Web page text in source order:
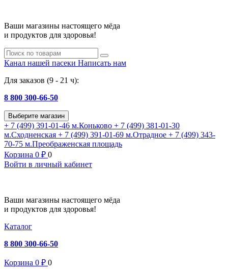
Ваши магазины настоящего мёда
и продуктов для здоровья!
Канал нашей пасеки Написать нам
Для заказов (9 - 21 ч):
8 800 300-66-50
Выберите магазин
+ 7 (499) 391-01-46 м.Коньково + 7 (499) 381-01-30
м.Сходненская + 7 (499) 391-01-69 м.Отрадное + 7 (499) 343-
70-75 м.Преображенская площадь
Корзина 0 ₽ 0
Войти в личный кабинет
Ваши магазины настоящего мёда
и продуктов для здоровья!
Каталог
8 800 300-66-50
Корзина 0 ₽ 0